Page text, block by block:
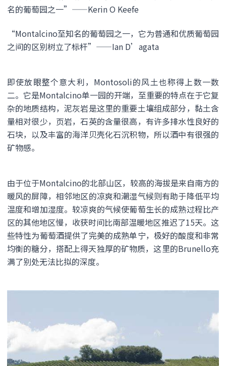
名的葡萄园之一”——Kerin O Keefe
“Montalcino至知名的葡萄园之一，它为普通和优质葡萄园
之间的区别树立了标杆”——Ian D’agata
即使放眼整个意大利，Montosoli的风土也称得上数一数
二。它是Montalcino单一园的开端，至重要的特点在于它复
杂的地质结构，泥灰岩是这里的重要土壤组成部分，黏土含
量相对很少，页岩，石英的含量很高，有许多排水性良好的
石块，以及丰富的海洋贝壳化石沉积物，所以酒中有很强的
矿物感。
由于位于Montalcino的北部山区，较高的海拔是来自南方的
暖风的屏障，相邻地区的凉爽和潮湿气候则有助于降低平均
温度和增加湿度。较凉爽的气候使葡萄生长的成熟过程比产
区的其他地区慢，收获时间比南部温暖地区推迟了15天。这
些特性为葡萄酒提供了完美的成熟单宁，极好的酸度和非常
均衡的糖分，搭配上得天独厚的矿物质，这里的Brunello充
满了别处无法比拟的深度。